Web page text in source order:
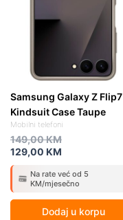
Mobilni telefoni
Samsung Galaxy Z Flip7
Kindsuit Case Taupe
149,00KM
149,00 KM.
129,00 KM
129,00 KM.
Na rate već od 5
KM/mjesečno
Dodaj u korpu